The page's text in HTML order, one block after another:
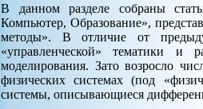
В данном разделе собраны
Компьютер, Образование»,
методы». В отличие от
«управленческой» тематики и
моделирования. Зато возросло
физических системах (под
системы, описывающиеся